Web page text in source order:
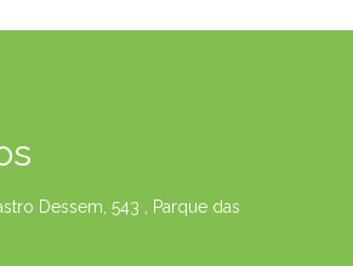
Dessem, 543 , Parque das